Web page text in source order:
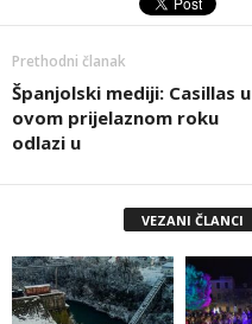
Prethodni članak
Španjolski mediji: Casillas u
ovom prijelaznom roku
odlazi u
VEZANI ČLANCI